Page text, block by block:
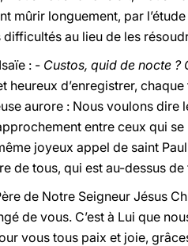
mûrir longuement, par
au lieu de les
: - Custos, quid de nocte ?
heureux d’enregistrer,
aurore : Nous voulons
entre ceux qui
joyeux appel de saint
de tous, qui est au-dessus
de Notre Seigneur Jésus
de vous. C’est à Lui que
vous tous paix et joie,